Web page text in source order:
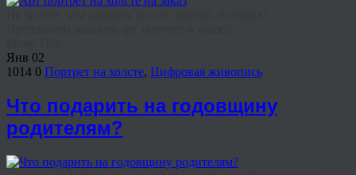
Янв 02
1014 0 Портрет на холсте, Цифровая живопись
Что подарить на годовщину
родителям?